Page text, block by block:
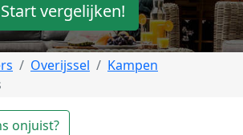
Start vergelijken!
Overijssel
Kampen
onjuist?